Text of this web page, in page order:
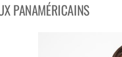
PANAMÉRICAINS